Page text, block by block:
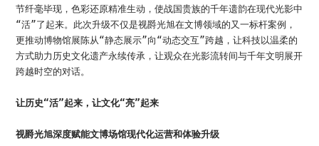
节纤毫毕现，色彩还原精准生动，使战国贵族的千年遗韵在现代光影中
“活”了起来。此次升级不仅是视爵光旭在文博领域的又一标杆案例，
更推动博物馆展陈从“静态展示”向“动态交互”跨越，让科技以温柔的
方式助力历史文化遗产永续传承，让观众在光影流转间与千年文明展开
跨越时空的对话。
让历史“活”起来，让文化“亮”起来
视爵光旭深度赋能文博场馆现代化运营和体验升级